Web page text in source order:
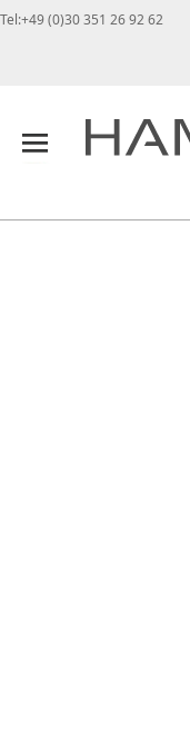
Tel:+49 (0)30 351 26 92 62